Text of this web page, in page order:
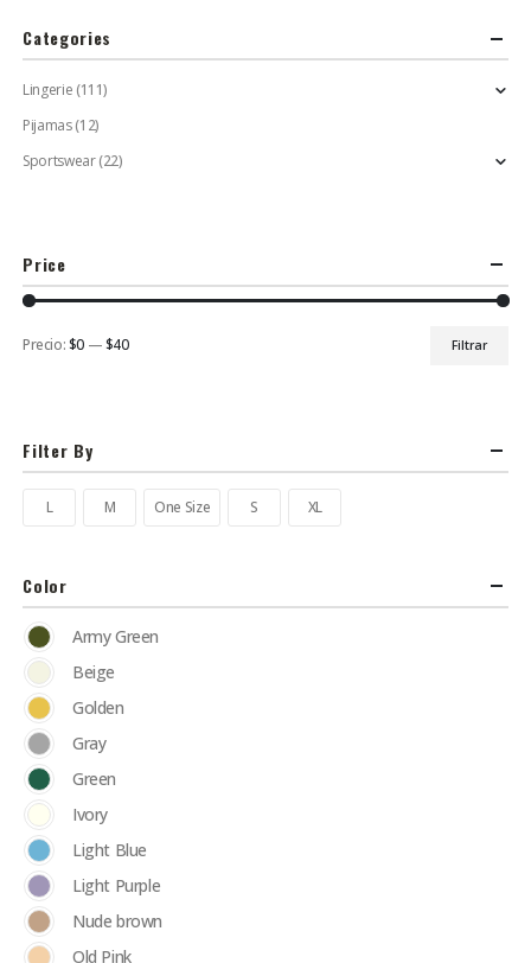
Categories
Lingerie (111)
Pijamas(12)
Sportswear (22)
Price
Filtrar
Precio:$0—$40
Filter By
L M One Size S XL
Color
Army Green
Beige
Golden
Gray
Green
Ivory
Light Blue
Light Purple
Nude brown
Old Pink